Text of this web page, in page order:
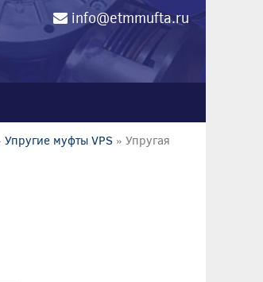
info@etmmufta.ru
Упругие муфты VPS » Упругая